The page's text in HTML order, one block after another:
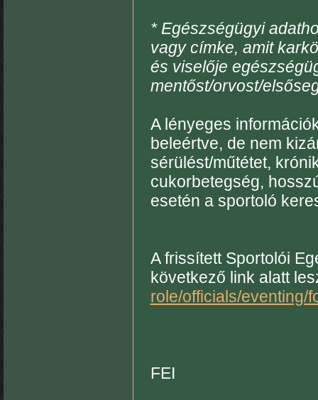
* Egészségügyi
vagy címke, amit
és viselője
mentőst/orvost/
A lényeges
beleértve, de nem
sérülést/műtétet,
cukorbetegség,
esetén a sportoló
A frissített Sportolói
következő link alatt
role/officials/eventing/
FEI